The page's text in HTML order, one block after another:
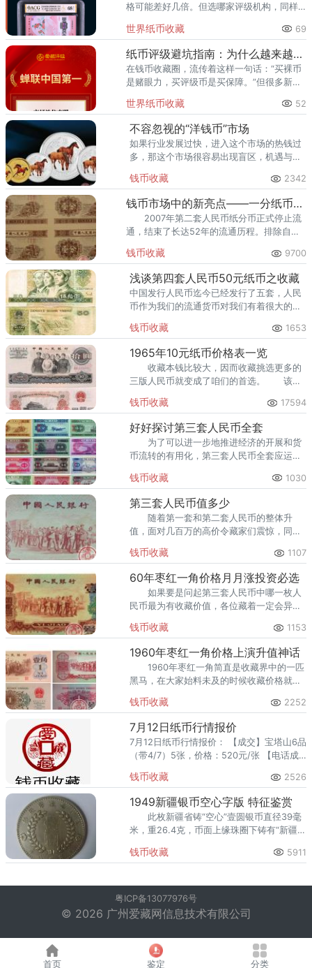
格可能差好几倍。但选哪家评级机构，同样
高效的国内市场流通服务，已成为众多藏家
的首选之一。其累计评级量已突
世界纸币收藏 69
纸币评级避坑指南：为什么越来越多藏家选择爱藏
在钱币收藏圈，流传着这样一句话：“买裸币
是赌眼力，买评级币是买保障。”但很多新手
的评级机构，同样可能踩坑。假币入盒、分
数虚高、品相不符、售后无
世界纸币收藏 52
不容忽视的“洋钱币”市场
如果行业发展过快，进入这个市场的热钱过
多，那这个市场很容易出现盲区，机遇与挑
相当不错的受益。
钱币收藏 2342
钱币市场中的新亮点——一分纸币连体钞
2007年第二套人民币纸分币正式停止流
通，结束了长达52年的流通历程。排除自然
连体钞成为了稀缺残破，八连体更是一枚难
求。
钱币收藏 9700
浅谈第四套人民币50元纸币之收藏
中国发行人民币迄今已经发行了五套，人民
币作为我们的流通货币对我们有着很大的意
元纸币是第四套人民币中发行量最少的，因
此，它的价值也比较大。
钱币收藏 1653
1965年10元纸币价格表一览
收藏本钱比较大，因而收藏挑选更多的
三版人民币就变成了咱们的首选。 该纸
表大会之后面带着浅笑走出人民大会堂的场
景。
钱币收藏 17594
好好探讨第三套人民币全套
为了可以进一步地推进经济的开展和货
币流转的有用化，第三套人民币全套应运而
术上都有长足的前进。
钱币收藏 1030
第三套人民币值多少
随着第一套和第二套人民币的整体升
值，面对几百万的高价令藏家们震惊，同时
民币相比较，第三套人民币的收藏难度稍微
有所降低，毕竟很多人都没
钱币收藏 1107
60年枣红一角价格月月涨投资必选
如果要是问起第三套人民币中哪一枚人
民币最为有收藏价值，各位藏着一定会异口
年来一直在升高，屡屡刷新它的价格
钱币收藏 1153
1960年枣红一角价格上演升值神话
1960年枣红一角简直是收藏界中的一匹
黑马，在大家始料未及的时候收藏价格就一
钱币收藏 2252
7月12日纸币行情报价
7月12日纸币行情报价： 【成交】宝塔山6品
（带4/7）5张，价格：520元/张 【电话成
格：350元/张
钱币收藏 2526
1949新疆银币空心字版 特征鉴赏
此枚新疆省铸“空心”壹圆银币直径39毫
米，重26.4克，币面上缘珠圈下铸有“新疆省
止，新疆嘉禾图壹圆银币只铸造4个月，铸
钱币收藏 5911
粤ICP备13077976号
© 2026 广州爱藏网信息技术有限公司
首页 鉴定 分类